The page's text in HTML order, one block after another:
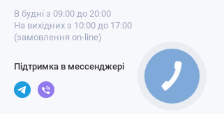
В будні з 09:00 до 20:00
На вихідних з 10:00 до 17:00
(замовлення on-line)
Підтримка в мессенджері